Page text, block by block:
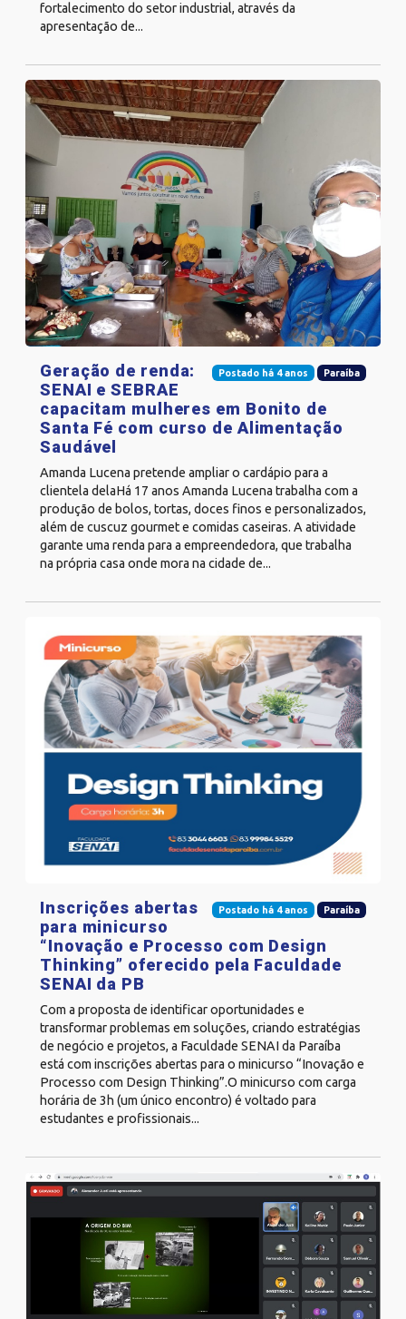
fortalecimento do setor industrial, através da
apresentação de...
Postado há 4 anos Paraíba
Geração de renda:
SENAI e SEBRAE
capacitam mulheres em Bonito de
Santa Fé com curso de Alimentação
Saudável
Amanda Lucena pretende ampliar o cardápio para a
clientela delaHá 17 anos Amanda Lucena trabalha com a
produção de bolos, tortas, doces finos e personalizados,
além de cuscuz gourmet e comidas caseiras. A atividade
garante uma renda para a empreendedora, que trabalha
na própria casa onde mora na cidade de...
Postado há 4 anos Paraíba
Inscrições abertas
para minicurso
“Inovação e Processo com Design
Thinking” oferecido pela Faculdade
SENAI da PB
Com a proposta de identificar oportunidades e
transformar problemas em soluções, criando estratégias
de negócio e projetos, a Faculdade SENAI da Paraíba
está com inscrições abertas para o minicurso “Inovação e
Processo com Design Thinking”.O minicurso com carga
horária de 3h (um único encontro) é voltado para
estudantes e profissionais...